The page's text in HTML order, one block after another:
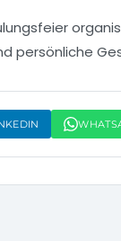
persönliche